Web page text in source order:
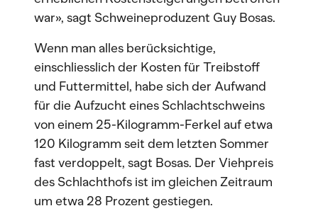
war», sagt Schweineproduzent Guy Bosas.
Wenn man alles berücksichtige,
einschliesslich der Kosten für Treibstoff
und Futtermittel, habe sich der Aufwand
für die Aufzucht eines Schlachtschweins
von einem 25-Kilogramm-Ferkel auf etwa
120 Kilogramm seit dem letzten Sommer
fast verdoppelt, sagt Bosas. Der Viehpreis
des Schlachthofs ist im gleichen Zeitraum
um etwa 28 Prozent gestiegen.